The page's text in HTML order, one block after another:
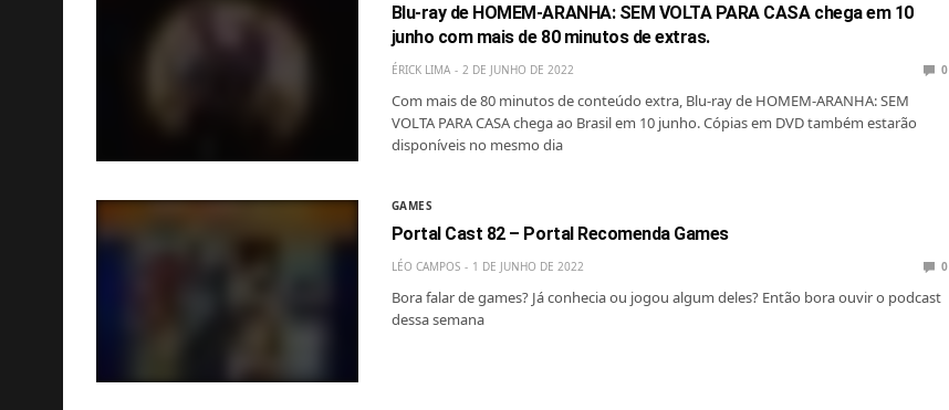
Blu-ray de HOMEM-ARANHA: SEM VOLTA PARA CASA chega em 10
junho com mais de 80 minutos de extras.
ÉRICK LIMA 2 DE JUNHO DE 2022 0
Com mais de 80 minutos de conteúdo extra, Blu-ray de HOMEM-ARANHA: SEM
VOLTA PARA CASA chega ao Brasil em 10 junho. Cópias em DVD também estarão
disponíveis no mesmo dia
GAMES
Portal Cast 82 – Portal Recomenda Games
LÉO CAMPOS 1 DE JUNHO DE 2022 0
Bora falar de games? Já conhecia ou jogou algum deles? Então bora ouvir o podcast
dessa semana